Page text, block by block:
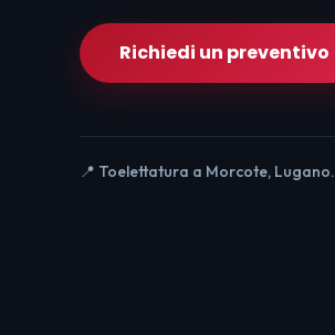
Richiedi un preventivo
📍 Toelettatura a Morcote, Lugano.